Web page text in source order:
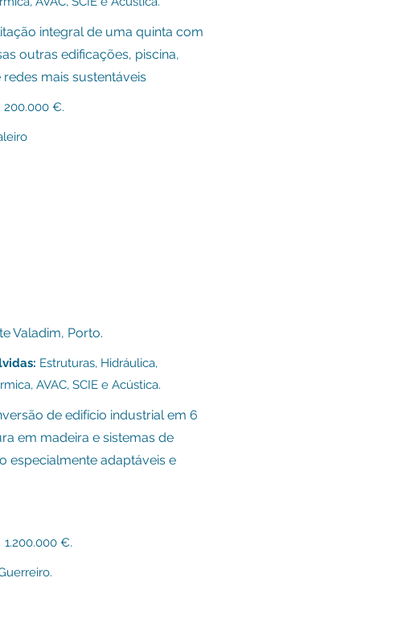
integral de uma quinta com
outras edificações, piscina,
mais sustentáveis
200.000 €.
Valadim, Porto.
Estruturas, Hidráulica,
AVAC, SCIE e Acústica.
de edifício industrial em 6
em madeira e sistemas de
especialmente adaptáveis e
1.200.000 €.